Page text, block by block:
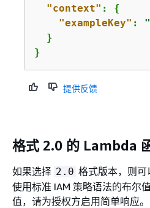
"context" : {
"exampleKey" :
  }
}
提供反馈
格式 2.0 的 Lambda
如果选择 2.0 格式版本，则
使用标准 IAM 策略语法的布尔
值，请为授权方启用简单响应